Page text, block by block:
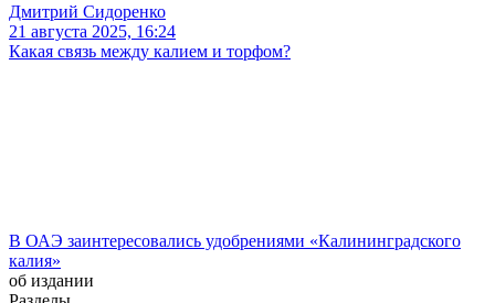
Дмитрий Сидоренко
21 августа 2025, 16:24
Какая связь между калием и торфом?
В ОАЭ заинтересовались удобрениями «Калининградского
калия»
об издании